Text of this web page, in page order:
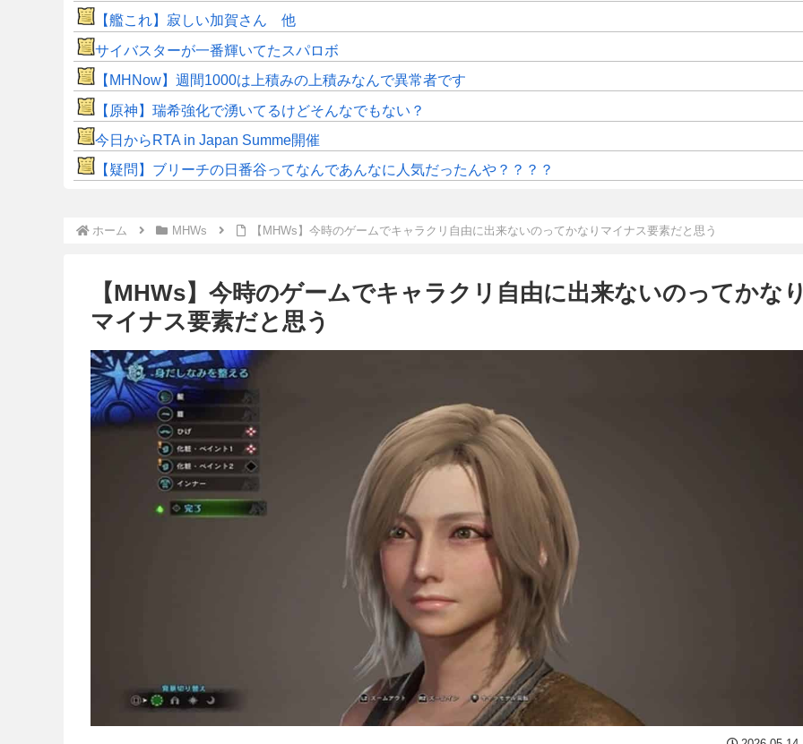
【艦これ】寂しい加賀さん 他
サイバスターが一番輝いてたスパロボ
【MHNow】週間1000は上積みの上積みなんで異常者です
【原神】瑞希強化で湧いてるけどそんなでもない？
今日からRTA in Japan Summe開催
【疑問】ブリーチの日番谷ってなんであんなに人気だったんや？？？？
ホーム MHWs 【MHWs】今時のゲームでキャラクリ自由に出来ないのってかなりマイナス要素だと思う
【MHWs】今時のゲームでキャラクリ自由に出来ないのってかな
マイナス要素だと思う